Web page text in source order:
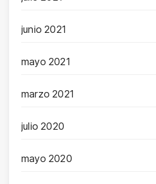
junio 2021
mayo 2021
marzo 2021
julio 2020
mayo 2020